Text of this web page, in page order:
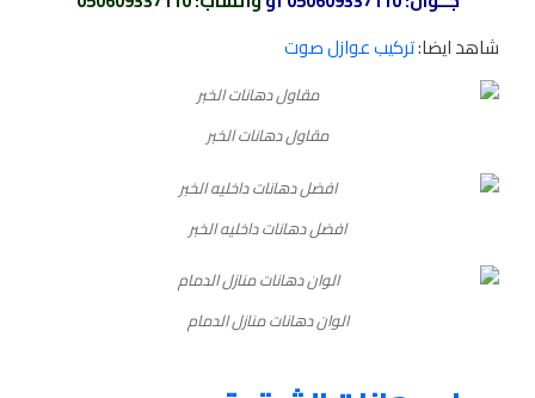
شاهد ايضا:تركيب عوازل صوت
مقاول دهانات الخبر
افضل دهانات داخليه الخبر
الوان دهانات منازل الدمام